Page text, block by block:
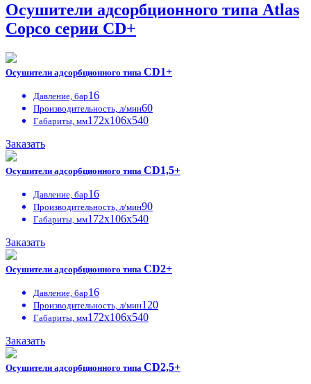
Осушители адсорбционного типа Atlas
Copco серии СD+
Осушители адсорбционного типа CD1+
Давление, бар16
Производительность, л/мин60
Габариты, мм172х106х540
Заказать
Осушители адсорбционного типа CD1,5+
Давление, бар16
Производительность, л/мин90
Габариты, мм172х106х540
Заказать
Осушители адсорбционного типа CD2+
Давление, бар16
Производительность, л/мин120
Габариты, мм172х106х540
Заказать
Осушители адсорбционного типа CD2,5+